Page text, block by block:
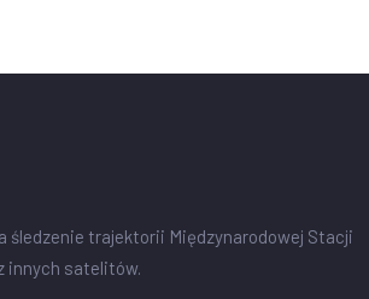
śledzenie trajektorii Międzynarodowej Stacji
innych satelitów.